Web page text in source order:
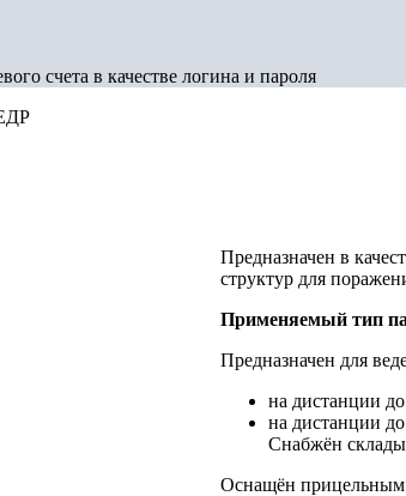
счета в качестве логина и пароля
Предназначен в
структур для
Применяемый тип
Предназначен для
на дистанции
на дистанции
Снабжён
Оснащён прицельным